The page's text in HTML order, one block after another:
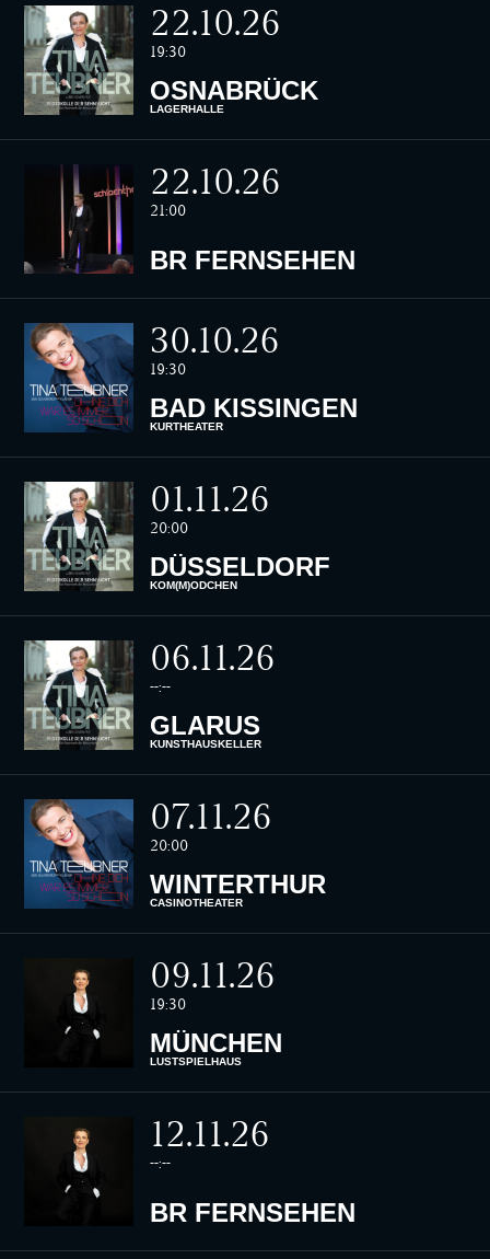
22.10.26
19:30
OSNABRÜCK
LAGERHALLE
22.10.26
21:00
BR FERNSEHEN
30.10.26
19:30
BAD KISSINGEN
KURTHEATER
01.11.26
20:00
DÜSSELDORF
KOM(M)ÖDCHEN
06.11.26
--:--
GLARUS
KUNSTHAUSKELLER
07.11.26
20:00
WINTERTHUR
CASINOTHEATER
09.11.26
19:30
MÜNCHEN
LUSTSPIELHAUS
12.11.26
--:--
BR FERNSEHEN